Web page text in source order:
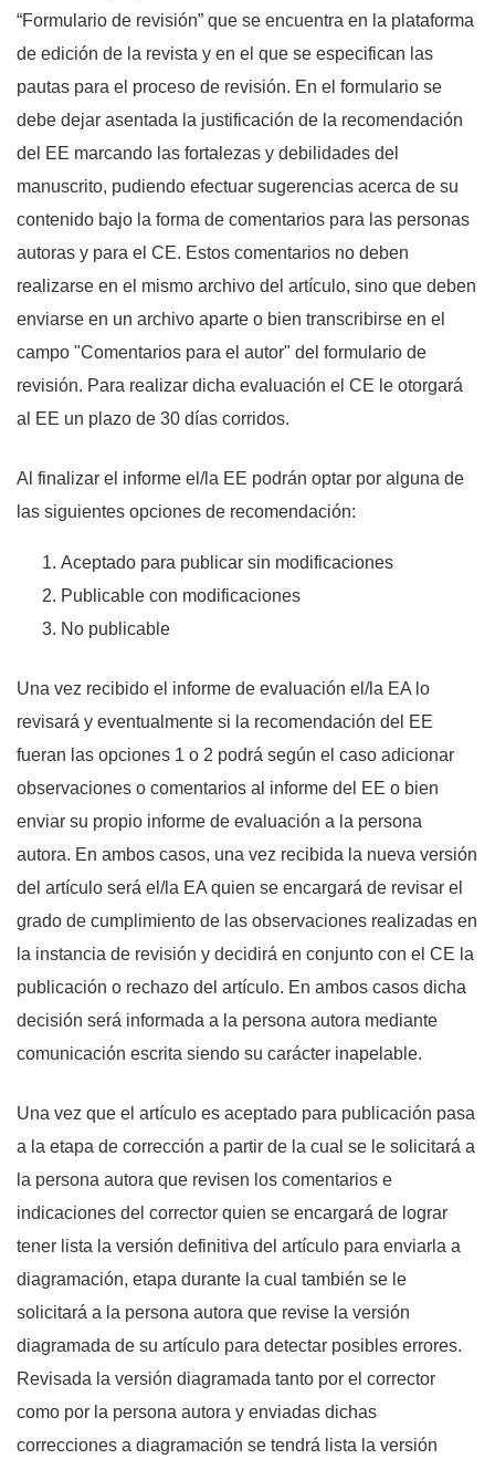
“Formulario de revisión” que se encuentra en la plataforma
de edición de la revista y en el que se especifican las
pautas para el proceso de revisión. En el formulario se
debe dejar asentada la justificación de la recomendación
del EE marcando las fortalezas y debilidades del
manuscrito, pudiendo efectuar sugerencias acerca de su
contenido bajo la forma de comentarios para las personas
autoras y para el CE. Estos comentarios no deben
realizarse en el mismo archivo del artículo, sino que deben
enviarse en un archivo aparte o bien transcribirse en el
campo "Comentarios para el autor" del formulario de
revisión. Para realizar dicha evaluación el CE le otorgará
al EE un plazo de 30 días corridos.
Al finalizar el informe el/la EE podrán optar por alguna de
las siguientes opciones de recomendación:
Aceptado para publicar sin modificaciones
Publicable con modificaciones
No publicable
Una vez recibido el informe de evaluación el/la EA lo
revisará y eventualmente si la recomendación del EE
fueran las opciones 1 o 2 podrá según el caso adicionar
observaciones o comentarios al informe del EE o bien
enviar su propio informe de evaluación a la persona
autora. En ambos casos, una vez recibida la nueva versión
del artículo será el/la EA quien se encargará de revisar el
grado de cumplimiento de las observaciones realizadas en
la instancia de revisión y decidirá en conjunto con el CE la
publicación o rechazo del artículo. En ambos casos dicha
decisión será informada a la persona autora mediante
comunicación escrita siendo su carácter inapelable.
Una vez que el artículo es aceptado para publicación pasa
a la etapa de corrección a partir de la cual se le solicitará a
la persona autora que revisen los comentarios e
indicaciones del corrector quien se encargará de lograr
tener lista la versión definitiva del artículo para enviarla a
diagramación, etapa durante la cual también se le
solicitará a la persona autora que revise la versión
diagramada de su artículo para detectar posibles errores.
Revisada la versión diagramada tanto por el corrector
como por la persona autora y enviadas dichas
correcciones a diagramación se tendrá lista la versión